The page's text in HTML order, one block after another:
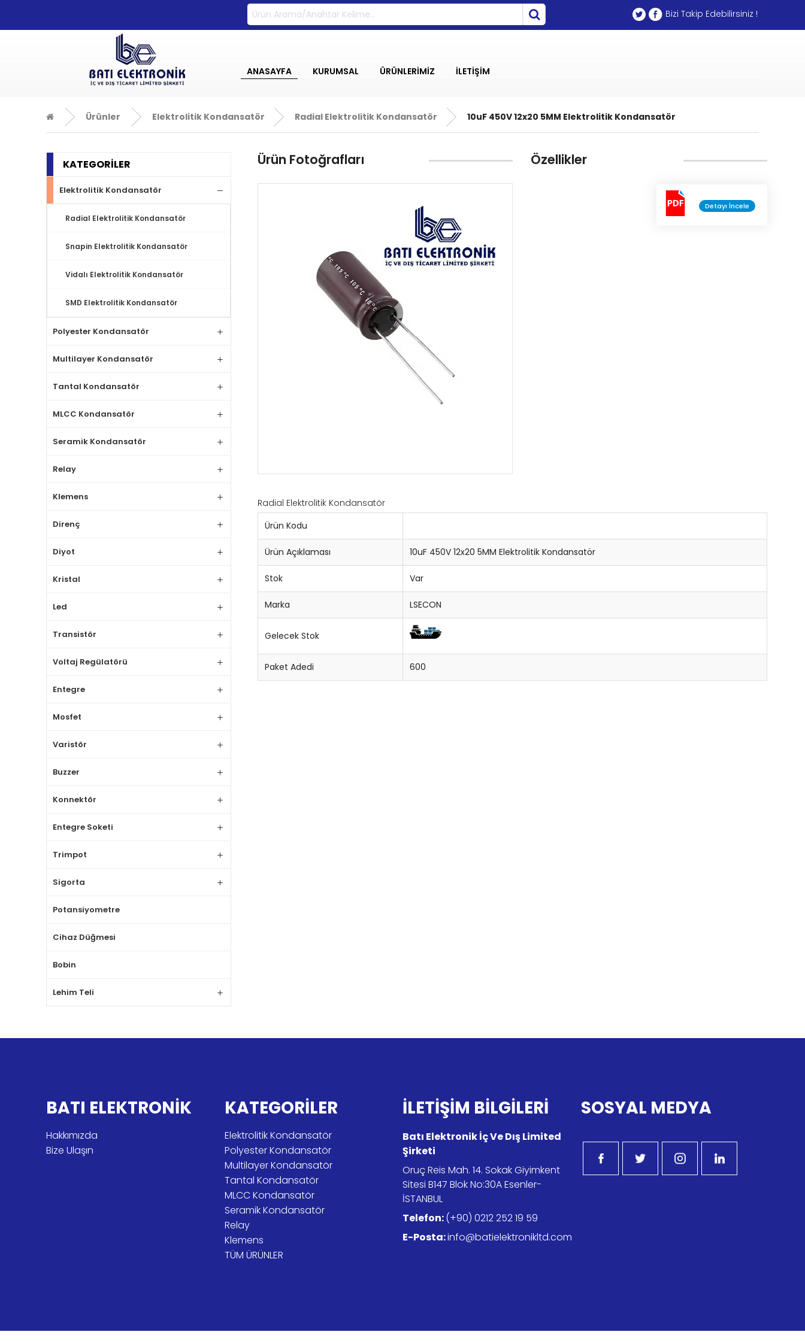
Bizi Takip Edebilirsiniz !
ANASAYFA KURUMSAL ÜRÜNLERİMİZ İLETİŞİM
Ürünler Elektrolitik Kondansatör Radial Elektrolitik Kondansatör 10uF 450V 12x20 5MM Elektrolitik Kondansatör
KATEGORİLER
Elektrolitik Kondansatör
Radial Elektrolitik Kondansatör
Snapin Elektrolitik Kondansatör
Vidalı Elektrolitik Kondansatör
SMD Elektrolitik Kondansatör
Polyester Kondansatör
Multilayer Kondansatör
Tantal Kondansatör
MLCC Kondansatör
Seramik Kondansatör
Relay
Klemens
Direnç
Diyot
Kristal
Led
Transistör
Voltaj Regülatörü
Entegre
Mosfet
Varistör
Buzzer
Konnektör
Entegre Soketi
Trimpot
Sigorta
Potansiyometre
Cihaz Düğmesi
Bobin
Lehim Teli
Ürün Fotoğrafları Özellikler
Detayı İncele
Radial Elektrolitik Kondansatör
Ürün Kodu
Ürün Açıklaması 10uF 450V 12x20 5MM Elektrolitik Kondansatör
Stok Var
Marka LSECON
Gelecek Stok
Paket Adedi 600
BATI ELEKTRONİK
Hakkımızda
Bize Ulaşın
KATEGORİLER
Elektrolitik Kondansatör
Polyester Kondansatör
Multilayer Kondansatör
Tantal Kondansatör
MLCC Kondansatör
Seramik Kondansatör
Relay
Klemens
TÜM ÜRÜNLER
İLETİŞİM BİLGİLERİ
Batı Elektronik İç Ve Dış Limited
Şirketi
Oruç Reis Mah. 14. Sokak Giyimkent
Sitesi B147 Blok No:30A Esenler-
İSTANBUL
Telefon:(+90) 0212 252 19 59
E-Posta:info@batielektronikltd.com
SOSYAL MEDYA